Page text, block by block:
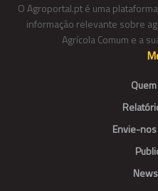
O Agroportal.pt é uma
informação relevante sobre
Agrícola Comum e a
Envie-